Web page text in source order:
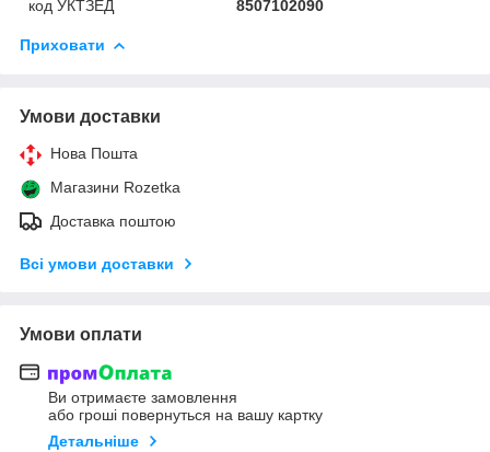
код УКТЗЕД
8507102090
Приховати
Умови доставки
Нова Пошта
Магазини Rozetka
Доставка поштою
Всі умови доставки
Умови оплати
Ви отримаєте замовлення
або гроші повернуться на вашу картку
Детальніше